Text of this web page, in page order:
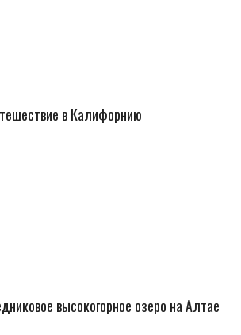
в Калифорнию
высокогорное озеро на Алтае